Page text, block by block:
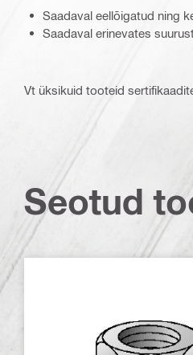
Saadaval eellõigatud ning
Saadaval erinevates
Vt üksikuid tooteid
Seotud